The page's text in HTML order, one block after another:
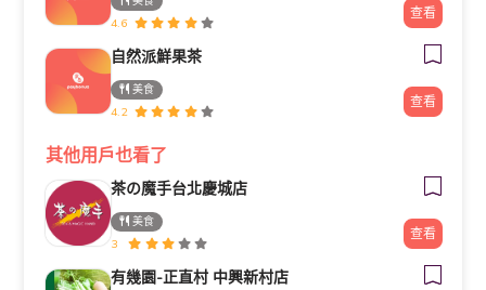
4.6
查看
自然派鮮果茶
美食
4.2
查看
其他用戶也看了
茶の魔手台北慶城店
美食
3
查看
有幾園-正直村 中興新村店